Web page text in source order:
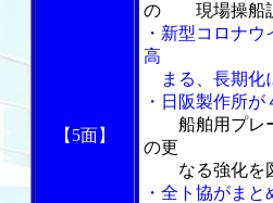
【5面】
の 現場操船
・新型コロナ
高
まる、長期化
・日阪製作所
船舶用プレ
の更
なる強化を
・全ト協がま